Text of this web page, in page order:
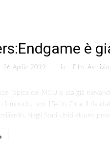
è
26 Aprile 2019 in : Film, Archivio,
l’apice del MCU si sta già
il mondo, ben 154 in Cina. Il
Negli Stati Uniti alcune